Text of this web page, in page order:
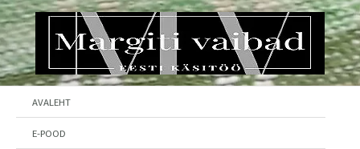
Skip
to
content
AVALEHT
E-POOD